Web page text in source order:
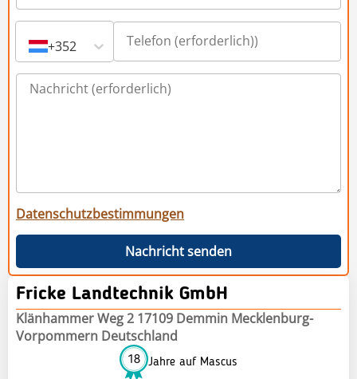
+352
Datenschutzbestimmungen
Nachricht senden
Fricke Landtechnik GmbH
Klänhammer Weg 2 17109 Demmin Mecklenburg-
Vorpommern Deutschland
18 Jahre auf Mascus